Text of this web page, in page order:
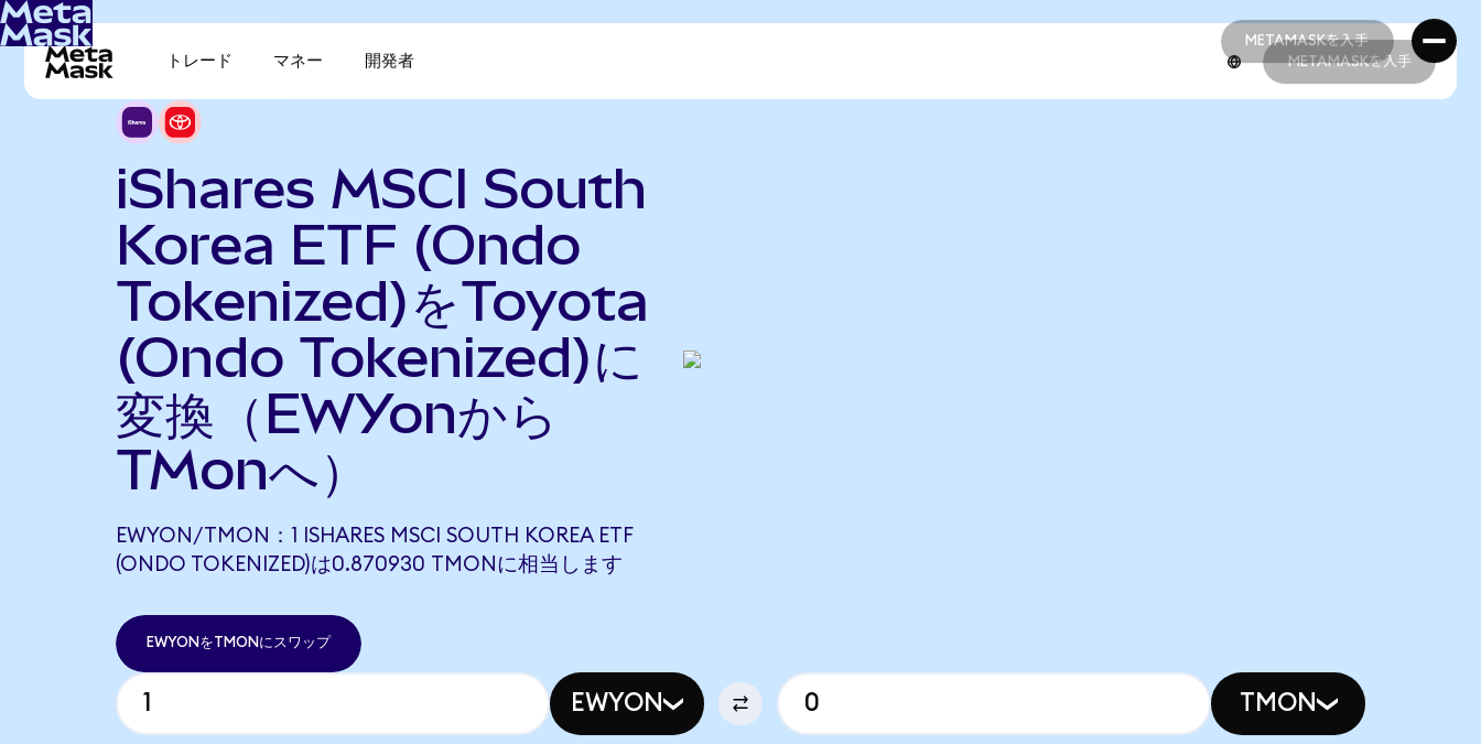
METAMASKを入手
METAMASKを入手
トレード マネー 開発者 METAMASKを入手
iShares MSCI South
Korea ETF (Ondo
Tokenized)をToyota
(Ondo Tokenized)に
変換（EWYonから
TMonへ）
EWYON/TMON：1 ISHARES MSCI SOUTH KOREA ETF
(ONDO TOKENIZED)は0.870930 TMONに相当します
EWYONをTMONにスワップ
EWYON TMON